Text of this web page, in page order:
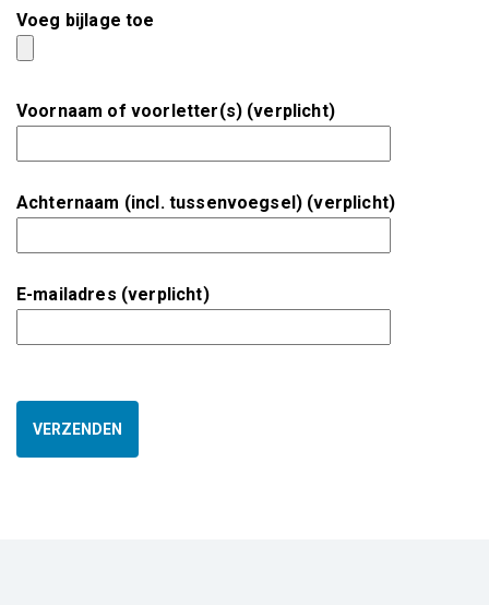
Voeg bijlage toe
Voornaam of voorletter(s) (verplicht)
Achternaam (incl. tussenvoegsel) (verplicht)
E-mailadres (verplicht)